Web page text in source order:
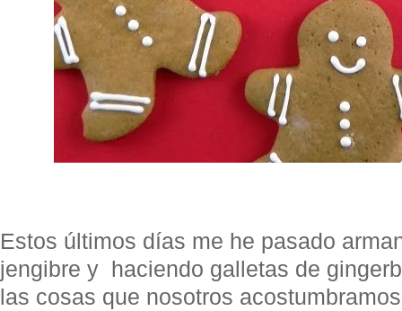
Estos últimos días me he pasado
jengibre y haciendo galletas de
las cosas que nosotros